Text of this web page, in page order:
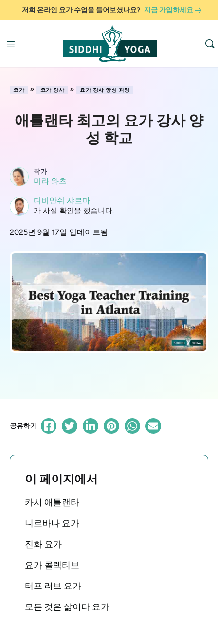
저희 온라인 요가 수업을 들어보셨나요? 지금 가입하세요
요가 » 요가 강사 » 요가 강사 양성 과정
애틀랜타 최고의 요가 강사 양
성 학교
작가
미라 와츠
디비얀쉬 샤르마
가 사실 확인을 했습니다.
2025년 9월 17일 업데이트됨
공유하기
이 페이지에서
카시 애틀랜타
니르바나 요가
진화 요가
요가 콜렉티브
터프 러브 요가
모든 것은 삶이다 요가